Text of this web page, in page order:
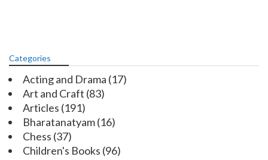
Categories
Acting and Drama (17)
Art and Craft (83)
Articles (191)
Bharatanatyam(16)
Chess (37)
Children's Books (96)